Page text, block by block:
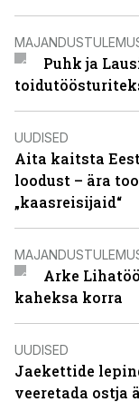
Puhk ja
UUDISED
Aita kaitsta
loodust – ära
„kaasreisijaid“
Arke
kaheksa korra
UUDISED
Jaekettide
veeretada ostja